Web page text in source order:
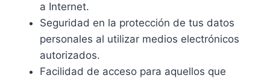
a Internet.
Seguridad en la protección de tus datos
personales al utilizar medios electrónicos
autorizados.
Facilidad de acceso para aquellos que